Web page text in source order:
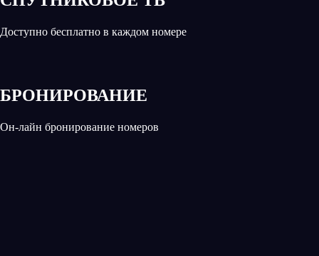
Доступно бесплатно в каждом номере
БРОНИРОВАНИЕ
Он-лайн бронирование номеров